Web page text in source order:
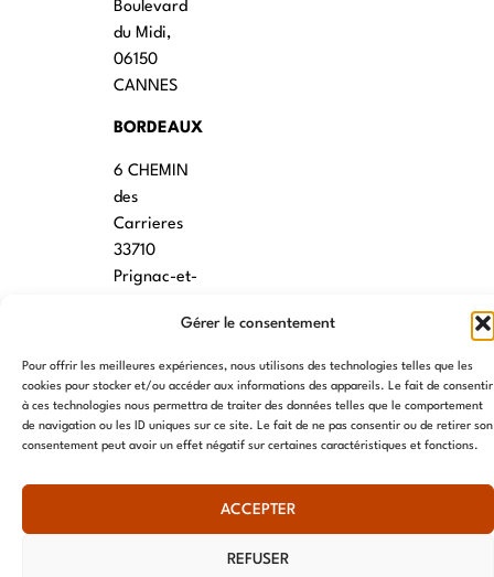
Gérer le consentement
Pour offrir les meilleures expériences, nous utilisons des technologies telles que les
cookies pour stocker et/ou accéder aux informations des appareils. Le fait de consentir
à ces technologies nous permettra de traiter des données telles que le comportement
de navigation ou les ID uniques sur ce site. Le fait de ne pas consentir ou de retirer son
consentement peut avoir un effet négatif sur certaines caractéristiques et fonctions.
ACCEPTER
REFUSER
Boulevard
du Midi,
06150
CANNES
BORDEAUX
6 CHEMIN
des
Carrieres
33710
Prignac-et-
7 rue des
écoles
34790
© AME 2024, tous droits réservés